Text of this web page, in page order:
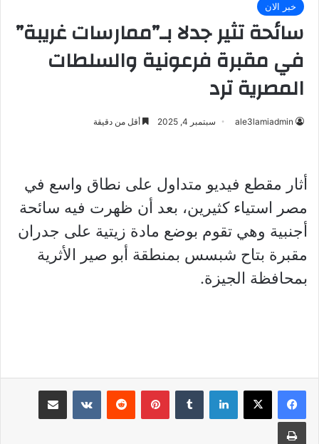
خبر الان
سائحة تثير جدلا بـ”ممارسات غريبة”
في مقبرة فرعونية والسلطات
المصرية ترد
ale3lamiadmin سبتمبر 4, 2025 أقل من دقيقة
أثار مقطع فيديو متداول على نطاق واسع في
مصر استياء كثيرين، بعد أن ظهرت فيه سائحة
أجنبية وهي تقوم بوضع مادة زيتية على جدران
مقبرة بتاح شبسس بمنطقة أبو صير الأثرية
بمحافظة الجيزة.
لينكدإن بينتيريست مشاركة عبر البريد
طباعة